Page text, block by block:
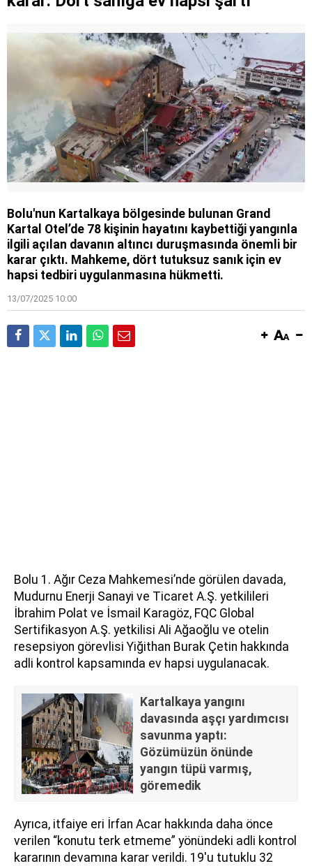
Bolu'nun Kartalkaya bölgesinde bulunan Grand
Kartal Otel’de 78 kişinin hayatını kaybettiği yangınla
ilgili açılan davanın altıncı duruşmasında önemli bir
karar çıktı. Mahkeme, dört tutuksuz sanık için ev
hapsi tedbiri uygulanmasına hükmetti.
13/07/2025 10:00
Bolu 1. Ağır Ceza Mahkemesi’nde görülen davada,
Mudurnu Enerji Sanayi ve Ticaret A.Ş. yetkilileri
İbrahim Polat ve İsmail Karagöz, FQC Global
Sertifikasyon A.Ş. yetkilisi Ali Ağaoğlu ve otelin
resepsiyon görevlisi Yiğithan Burak Çetin hakkında
adli kontrol kapsamında ev hapsi uygulanacak.
Kartalkaya yangını
davasında aşçı yardımcısı
savunma yaptı:
Gözümüzün önünde
yangın tüpü varmış,
göremedik
Ayrıca, itfaiye eri İrfan Acar hakkında daha önce
verilen “konutu terk etmeme” yönündeki adli kontrol
kararının devamına karar verildi. 19'u tutuklu 32